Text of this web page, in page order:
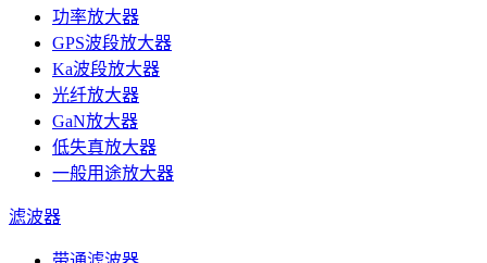
功率放大器
GPS波段放大器
Ka波段放大器
光纤放大器
GaN放大器
低失真放大器
一般用途放大器
滤波器